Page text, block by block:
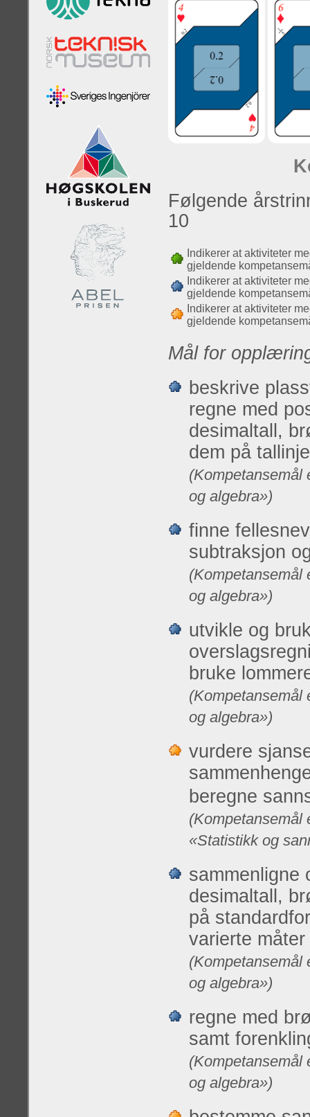
Følgende
10
Indikerer at aktiviteter
gjeldende
Indikerer at aktiviteter
gjeldende
Indikerer at aktiviteter
gjeldende
Mål for
beskrive
regne med
desimaltall,
dem på
(Kompetansemål
og algebra»)
finne
subtraksjon
(Kompetansemål
og algebra»)
utvikle og
bruke
(Kompetansemål
og algebra»)
vurdere
beregne
(Kompetansemål
«Statistikk og
sammenligne
desimaltall,
på
varierte måter
(Kompetansemål
og algebra»)
regne med
samt
(Kompetansemål
og algebra»)